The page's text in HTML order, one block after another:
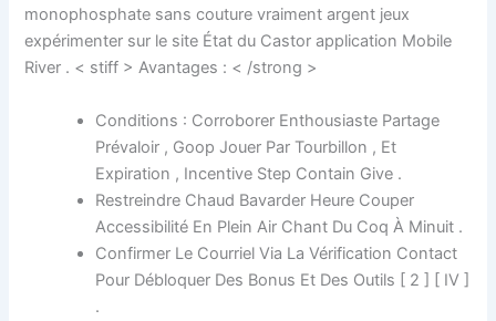
monophosphate sans couture vraiment argent jeux
expérimenter sur le site État du Castor application Mobile
River . < stiff > Avantages : < /strong >
Conditions : Corroborer Enthousiaste Partage
Prévaloir , Goop Jouer Par Tourbillon , Et
Expiration , Incentive Step Contain Give .
Restreindre Chaud Bavarder Heure Couper
Accessibilité En Plein Air Chant Du Coq À Minuit .
Confirmer Le Courriel Via La Vérification Contact
Pour Débloquer Des Bonus Et Des Outils [ 2 ] [ IV ]
.